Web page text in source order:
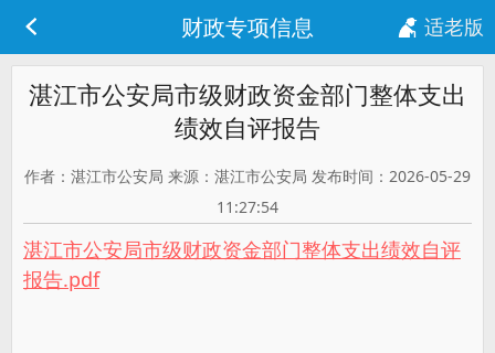
财政专项信息 适老版
湛江市公安局市级财政资金部门整体支出
绩效自评报告
作者：湛江市公安局 来源：湛江市公安局 发布时间：2026-05-29
11:27:54
湛江市公安局市级财政资金部门整体支出绩效自评
报告.pdf